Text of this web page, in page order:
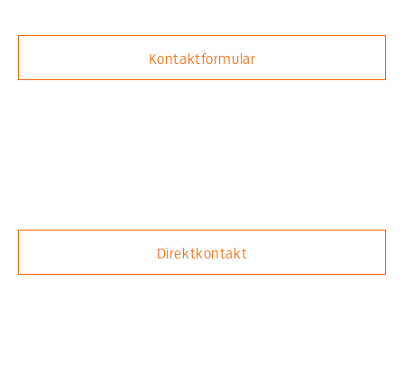
Kontaktformular
Direktkontakt